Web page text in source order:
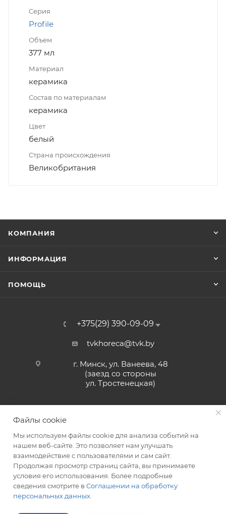
Серия
Profile
Объем
377 мл
Материал
керамика
Состав по материалам
керамика
Цвет
белый
Страна происхождения
Великобритания
КОМПАНИЯ
ИНФОРМАЦИЯ
ПОМОЩЬ
+375(29) 390-09-09
tvkhoreca@tvk.by
г. Минск, ул. Ванеева, 48
(заезд со стороны
ул. Тростенецкая)
2026 © ЗАО «ТВК»
Файлы cookie
Мы используем файлы cookie для анализа событий на
нашем веб-сайте. Это позволяет нам улучшать
взаимодействие с пользователями и сам сайт.
Продолжая просмотр страниц сайта, вы принимаете
условия его использования. Более подробные
сведения смотрите в Соглашении на обработку
персональных данных